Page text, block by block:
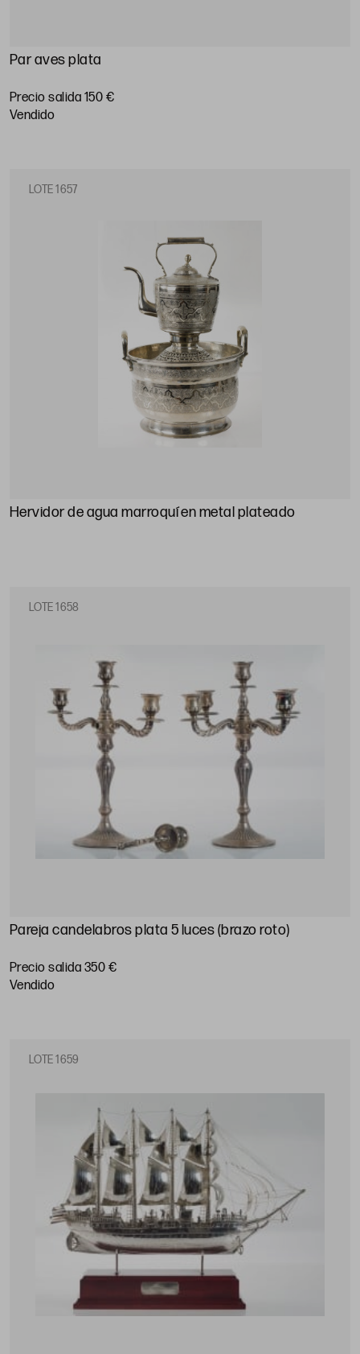
Par aves plata
Precio salida 150 €
vendido
LOTE 1657
Hervidor de agua marroquí en metal plateado
LOTE 1658
Pareja candelabros plata 5 luces (brazo roto)
Precio salida 350 €
vendido
LOTE 1659